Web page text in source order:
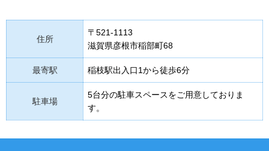
住所
〒521-1113
滋賀県彦根市稲部町68
最寄駅 稲枝駅出入口1から徒歩6分
駐車場
5台分の駐車スペースをご用意しておりま
す。